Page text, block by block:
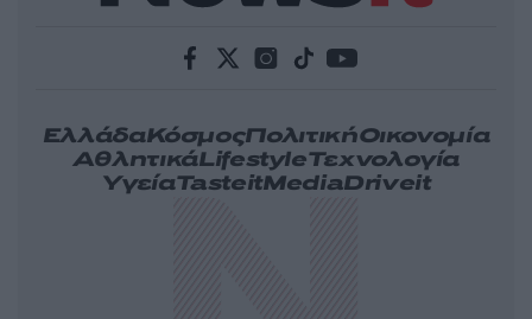
ΕλλάδαΚόσμοςΠολιτικήΟικονομία
ΑθλητικάLifestyleΤεχνολογία
ΥγείαTasteitMediaDriveit